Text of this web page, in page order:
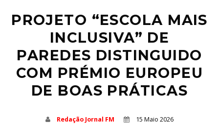
PARTILHAR:
Twitter
PROJETO “ESCOLA MAIS
INCLUSIVA” DE
PAREDES DISTINGUIDO
COM PRÉMIO EUROPEU
DE BOAS PRÁTICAS
Redação Jornal FM 15 Maio 2026